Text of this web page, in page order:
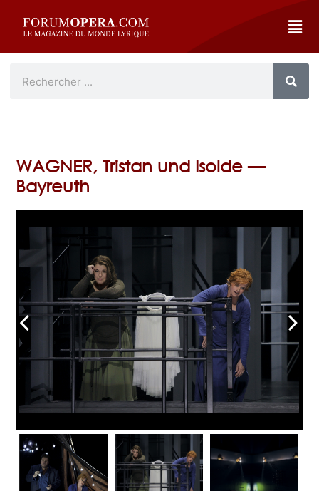
WAGNER, Tristan und Isolde —
Bayreuth
arrow_back_ios arrow_forward_ios